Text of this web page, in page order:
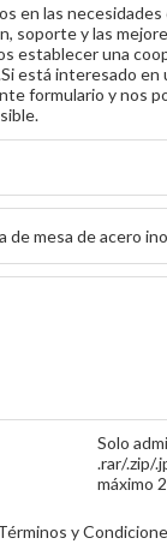
en las
soporte y las
establecer una
Si está interesado en
formulario y nos
Solo
.rar/.zip/
máximo
y